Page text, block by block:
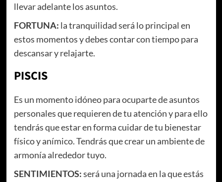
llevar adelante los asuntos.
FORTUNA: la tranquilidad será lo principal en
estos momentos y debes contar con tiempo para
descansar y relajarte.
PISCIS
Es un momento idóneo para ocuparte de asuntos
personales que requieren de tu atención y para ello
tendrás que estar en forma cuidar de tu bienestar
físico y anímico. Tendrás que crear un ambiente de
armonía alrededor tuyo.
SENTIMIENTOS:será una jornada en la que estás